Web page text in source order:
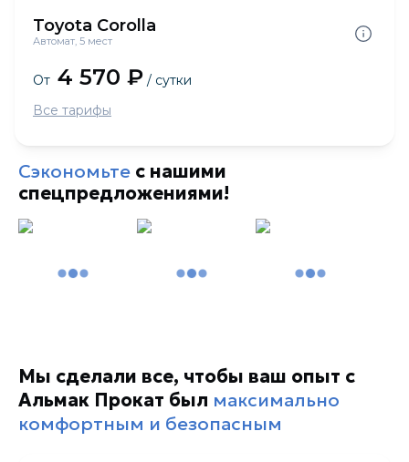
Toyota Corolla
Автомат, 5 мест
От 4 570 ₽ / сутки
Все тарифы
Сэкономьте с нашими
спецпредложениями!
Мы сделали все, чтобы ваш опыт с
Альмак Прокат был максимально
комфортным и безопасным